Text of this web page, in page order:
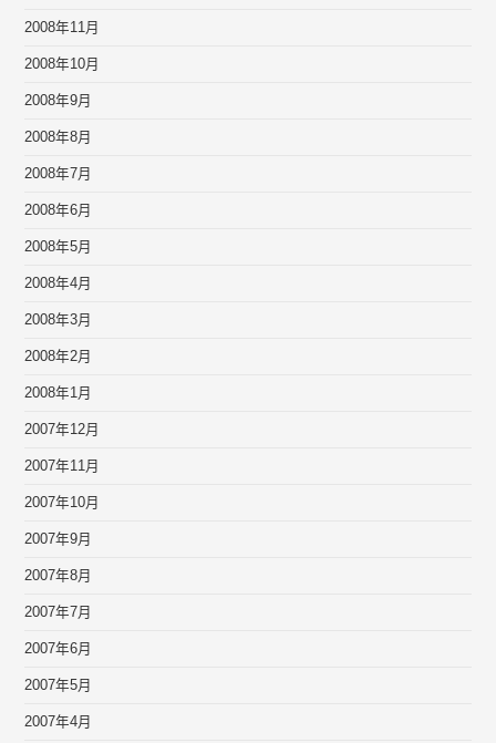
2008年11月
2008年10月
2008年9月
2008年8月
2008年7月
2008年6月
2008年5月
2008年4月
2008年3月
2008年2月
2008年1月
2007年12月
2007年11月
2007年10月
2007年9月
2007年8月
2007年7月
2007年6月
2007年5月
2007年4月